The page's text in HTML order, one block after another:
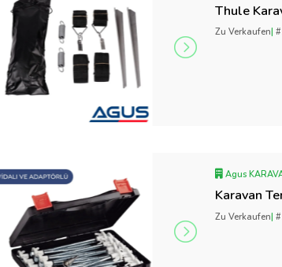
Thule
Zu Verkaufen|
Agus
Karavan
Zu Verkaufen|